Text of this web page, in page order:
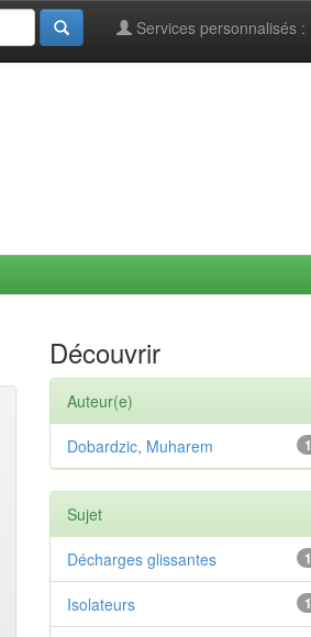
Services personnalisés :
Découvrir
Auteur(e)
1
Dobardzic, Muharem
Sujet
1
Décharges glissantes
1
Isolateurs